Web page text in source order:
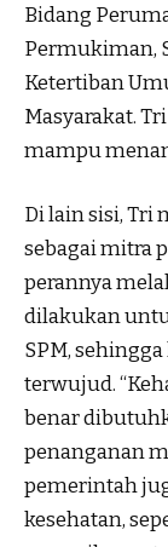
Bidang
Permukiman,
Ketertiban
Masyarakat.
mampu
Di lain sisi, Tri
sebagai mitra
perannya
dilakukan
SPM,
terwujud.
benar
penanganan
pemerintah
kesehatan,